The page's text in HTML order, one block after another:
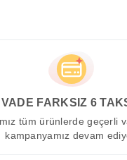
VADE FARKSIZ 6
tüm ürünlerde geçerli
kampanyamız devam